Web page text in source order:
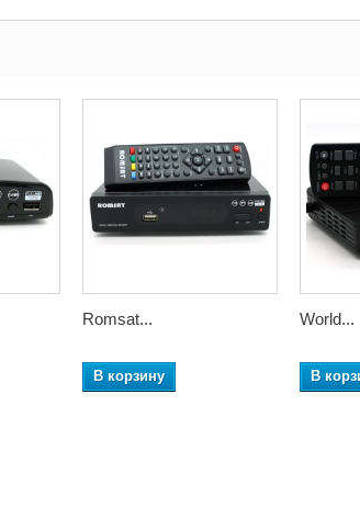
Romsat...
В корзину
World...
В